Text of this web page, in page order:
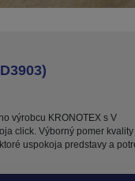
výrobcu KRONOTEX s V
click. Výborný pomer kvality
uspokoja predstavy a